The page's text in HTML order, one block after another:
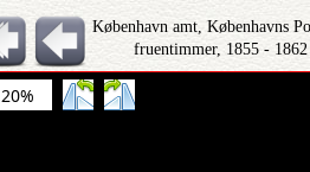
København amt, Københavns
fruentimmer, 1855 -
20%